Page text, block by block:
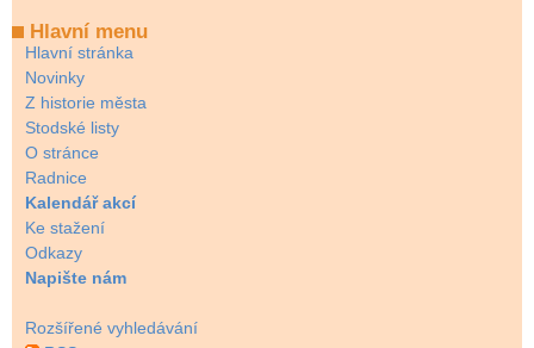
Hlavní menu
Hlavní stránka
Novinky
Z historie města
Stodské listy
O stránce
Radnice
Kalendář akcí
Ke stažení
Odkazy
Napište nám
Rozšířené vyhledávání